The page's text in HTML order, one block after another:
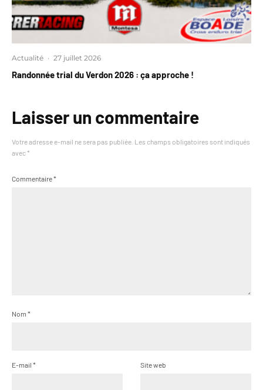
Actualité · 27 juillet 2026
Randonnée trial du Verdon 2026 : ça approche !
Laisser un commentaire
Votre adresse e-mail ne sera pas publiée. Les champs obligatoires sont indiqués
avec *
Commentaire*
Nom *
E-mail * Site web